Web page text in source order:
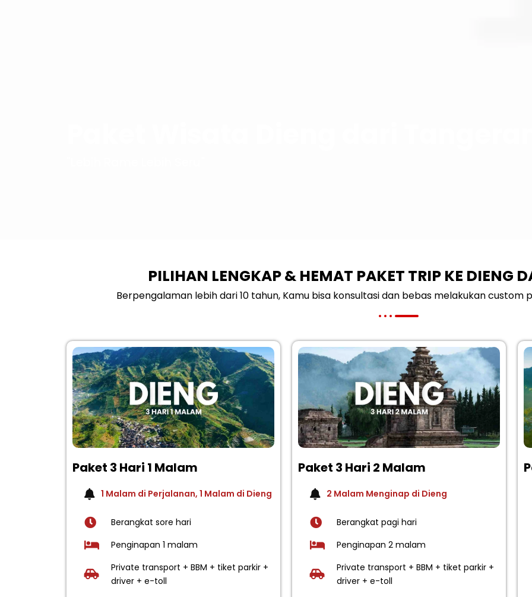
PILIHAN LENGKAP & HEMAT PAKET TRIP KE DIENG
Berpengalaman lebih dari 10 tahun, Kamu bisa konsultasi dan bebas melakukan custom
Paket 3 Hari 1 Malam
1 Malam di Perjalanan, 1 Malam di Dieng
Berangkat sore hari
Penginapan 1 malam
Private transport + BBM + tiket parkir +
driver + e-toll
Paket 3 Hari 2 Malam
2 Malam Menginap di Dieng
Berangkat pagi hari
Penginapan 2 malam
Private transport + BBM + tiket parkir +
driver + e-toll